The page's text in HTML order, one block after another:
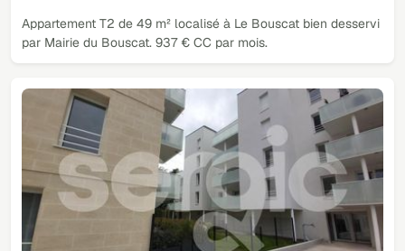
Appartement T2 de 49 m² localisé à Le Bouscat bien desservi
par Mairie du Bouscat. 937 € CC par mois.